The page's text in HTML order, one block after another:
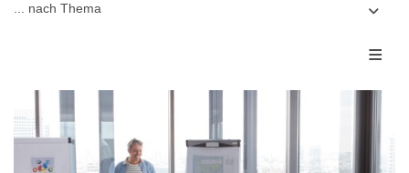
... nach Thema